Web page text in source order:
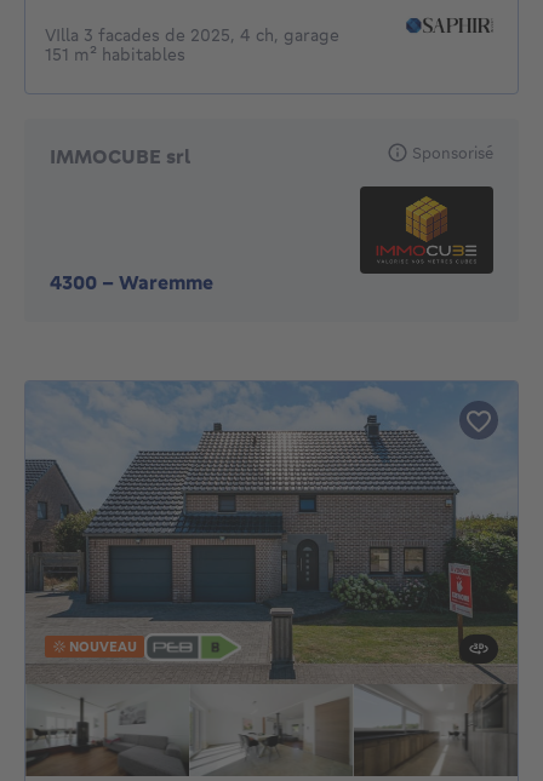
VIlla 3 facades de 2025, 4 ch, garage
151 m² habitables
IMMOCUBE srl
4300 - Waremme
Sponsorisé
NOUVEAU